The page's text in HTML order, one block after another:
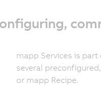
mapp Services is
several
or mapp Recipe.